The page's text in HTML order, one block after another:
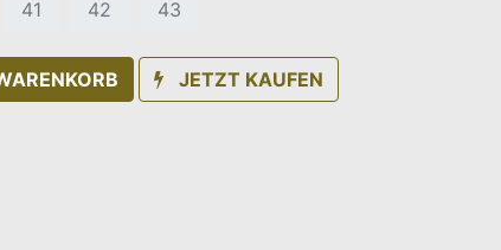
41 42 43
JETZT KAUFEN